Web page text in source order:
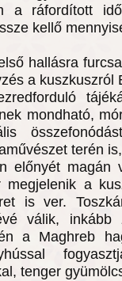
a ráfordított
kellő
hallásra
a kuszkuszról
mondható,
terén
előnyét magán
megjelenik a
is ver.
válik, inkább
a Maghreb
tenger